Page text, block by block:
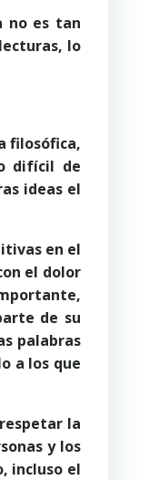
no es tan
lo
filosófica,
difícil de
ideas el
en el
el dolor
de su
palabras
a los que
la
y los
incluso el